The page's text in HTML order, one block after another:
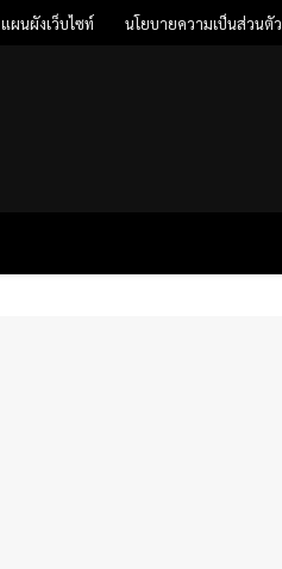
แผนผังเว็บไซท์ นโยบายความเป็นส่วนตัว